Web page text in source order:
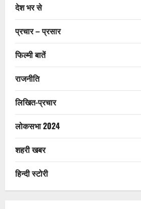
देश भर से
प्रचार – प्रसार
फिल्मी बातें
राजनीति
लिखित-प्रचार
लोकसभा 2024
शहरी खबर
हिन्दी स्टोरी